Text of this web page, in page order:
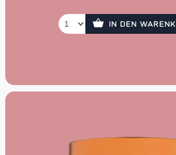
Ideal zum Frühstück, als Snack
Verfeinern von DessertsIN DEN